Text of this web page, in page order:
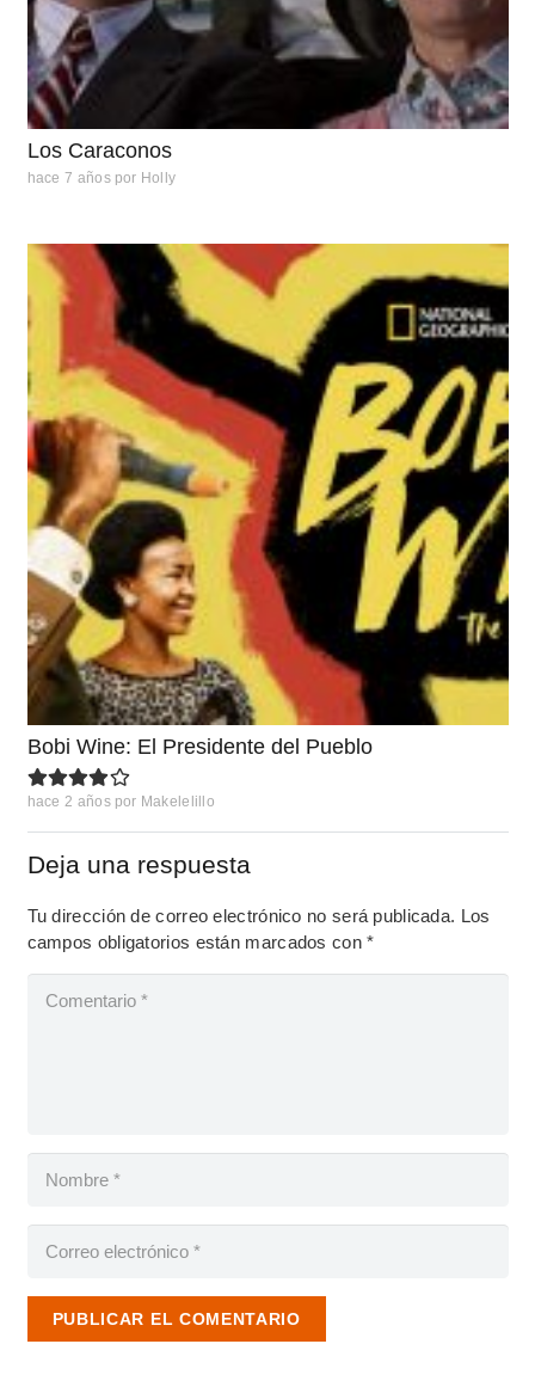
Los Caraconos
hace 7 años por Holly
Bobi Wine: El Presidente del Pueblo
hace 2 años por Makelelillo
Deja una respuesta
Tu dirección de correo electrónico no será publicada. Los
campos obligatorios están marcados con*
PUBLICAR EL COMENTARIO